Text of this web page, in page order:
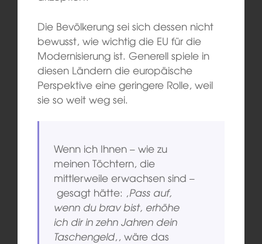
Die Bevölkerung sei sich dessen nicht
bewusst, wie wichtig die EU für die
Modernisierung ist. Generell spiele in
diesen Ländern die europäische
Perspektive eine geringere Rolle, weil
sie so weit weg sei.
Wenn ich Ihnen – wie zu
meinen Töchtern, die
mittlerweile erwachsen sind –
gesagt hätte: ‚Pass auf,
wenn du brav bist, erhöhe
ich dir in zehn Jahren dein
Taschengeld‚, wäre das